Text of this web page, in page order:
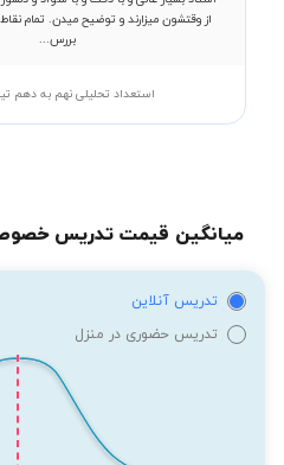
از وقتشون میزارند و توضیح میدن. تمام
بررس...
استعداد تحلیلی نهم به دهم
میانگین قیمت تدریس
تدریس آنلاین
تدریس حضوری در منزل